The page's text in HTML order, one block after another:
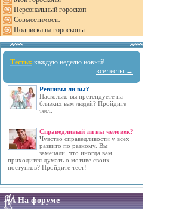
Персональный гороскоп
Совместимость
Подписка на гороскопы
Тесты: каждую неделю новый!
все тесты →
Ревнивы ли вы?
Насколько вы претендуете на
близких вам людей? Пройдите
тест.
Справедливый ли вы человек?
Чувство справедливости у всех
развито по разному. Вы
замечали, что иногда вам
приходится думать о мотиве своих
поступков? Пройдите тест!
На форуме